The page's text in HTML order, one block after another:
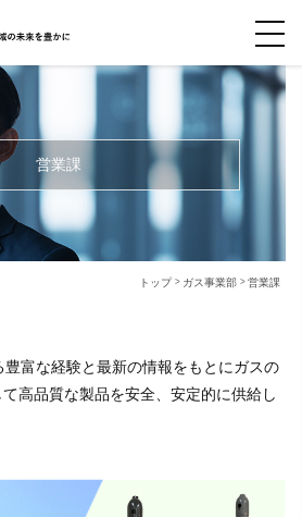
営業課
トップ ガス事業部 営業課
富な経験と最新の情報をもとにガスの
高品質な製品を安全、安定的に供給し